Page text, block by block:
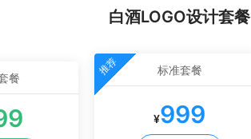
白酒LOGO设计套餐
餐
推荐 标准套餐
¥999